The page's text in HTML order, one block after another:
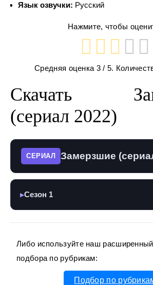
Язык озвучки: Русский
Нажмите, чтобы
Средняя оценка 3 / 5.
Скачать
(сериал 2022)
СЕРИАЛ Замерзшие
▶Сезон 1
Либо используйте наш
подбора по рубрикам:
Подбор по